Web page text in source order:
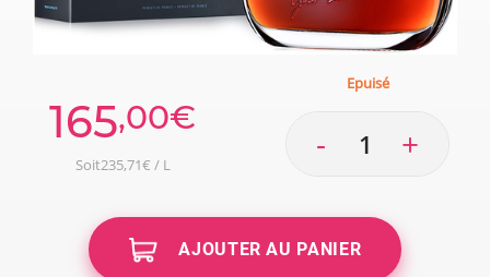
165,00€
Soit235,71€ / L
Epuisé
- +
AJOUTER AU PANIER